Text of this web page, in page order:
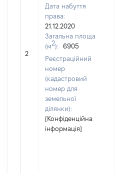
2
Дата набуття
права:
21.12.2020
Загальна площа
(м2):
6905
Реєстраційний
номер
(кадастровий
номер для
земельної
ділянки):
[Конфіденційна
інформація]